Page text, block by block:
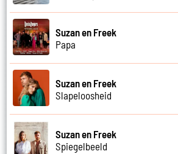
Suzan en Freek
Papa
Suzan en Freek
Slapeloosheid
Suzan en Freek
Spiegelbeeld